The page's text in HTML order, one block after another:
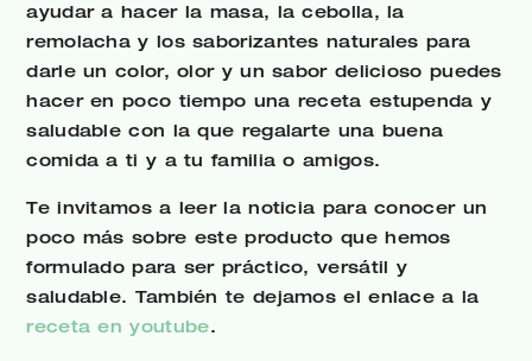
ayudar a hacer la masa, la cebolla, la
remolacha y los saborizantes naturales para
darle un color, olor y un sabor delicioso puedes
hacer en poco tiempo una receta estupenda y
saludable con la que regalarte una buena
comida a ti y a tu familia o amigos.
Te invitamos a leer la noticia para conocer un
poco más sobre este producto que hemos
formulado para ser práctico, versátil y
saludable. También te dejamos el enlace a la
receta en youtube.